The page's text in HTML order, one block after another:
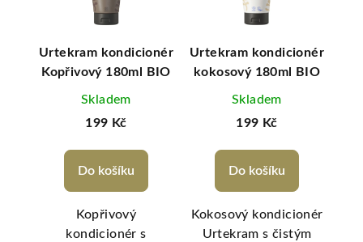
Urtekram kondicionér
Kopřivový 180ml BIO
Skladem
199 Kč
Do košíku
Kopřivový
kondicionér s
Urtekram kondicionér
kokosový 180ml BIO
Skladem
199 Kč
Do košíku
Kokosový kondicionér
Urtekram s čistým